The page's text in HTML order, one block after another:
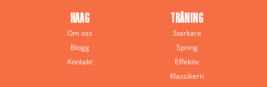
HAAG
Om oss
Blogg
Kontakt
TRÄNING
Starkare
Spring
Effektiv
Klassikern